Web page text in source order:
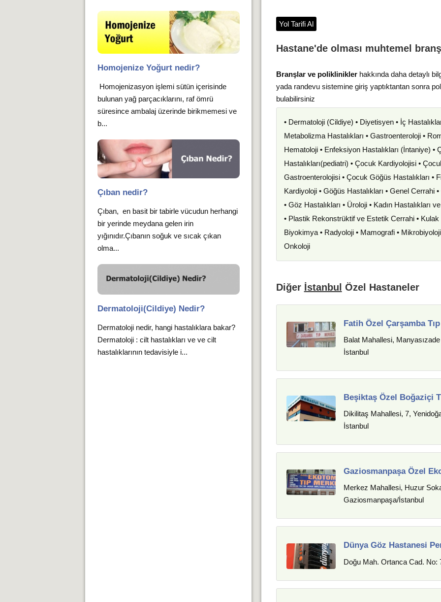
Yol Tarifi Al
Hastane'de olması muhtemel
Branşlar ve polikliniklerhakkında daha detaylı
yada randevu sistemine giriş yaptıktantan sonra
bulabilirsiniz
• Dermatoloji (Cildiye) • Diyetisyen • İç
Metabolizma Hastalıkları • Gastroenteroloji •
Hematoloji • Enfeksiyon Hastalıkları (İntaniye) •
Hastalıkları(pediatri) • Çocuk Kardiyolojisi •
Gastroenterolojisi • Çocuk Göğüs Hastalıkları •
Kardiyoloji • Göğüs Hastalıkları • Genel Cerrahi
• Göz Hastalıkları • Üroloji • Kadın Hastalıkları
• Plastik Rekonstrüktif ve Estetik Cerrahi • Kulak
Biyokimya • Radyoloji • Mamografi •
Onkoloji
Diğer İstanbul Özel Hastaneler
Fatih Özel Çarşamba
Balat Mahallesi,
İstanbul
Beşiktaş Özel Boğaziçi
Dikilitaş Mahallesi, 7,
İstanbul
Gaziosmanpaşa Özel
Merkez Mahallesi, Huzur
Gaziosmanpaşa/İstanbul
Dünya Göz Hastanesi
Doğu Mah. Ortanca Cad. No:
Homojenize Yoğurt nedir?
Homojenizasyon işlemi sütün içerisinde
bulunan yağ parçacıklarını, raf ömrü
süresince ambalaj üzerinde birikmemesi ve
b...
Çıban nedir?
Çıban, en basit bir tabirle vücudun herhangi
bir yerinde meydana gelen irin
yığınıdır.Çıbanın soğuk ve sıcak çıkan
olma...
Dermatoloji(Cildiye) Nedir?
Dermatoloji nedir, hangi hastalıklara bakar?
Dermatoloji : cilt hastalıkları ve ve cilt
hastalıklarının tedavisiyle i...